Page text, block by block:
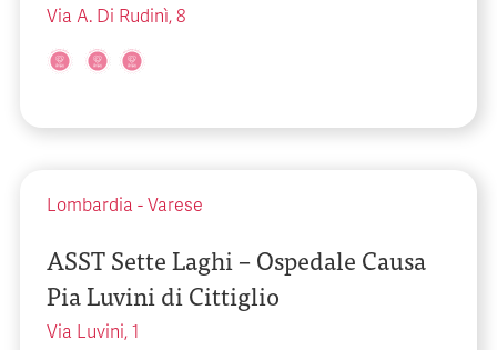
Via A. Di Rudinì, 8
Lombardia - Varese
ASST Sette Laghi – Ospedale Causa
Pia Luvini di Cittiglio
Via Luvini, 1